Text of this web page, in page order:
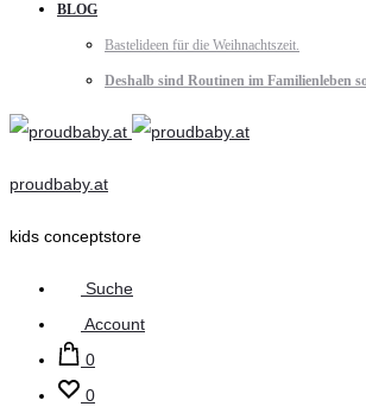
BLOG
Bastelideen für die Weihnachtszeit.
Deshalb sind Routinen im Familienleben
proudbaby.at
kids conceptstore
Suche
Account
0
0